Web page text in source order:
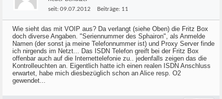
seit: 09.07.2012 Beiträge: 11
Wie sieht das mit VOIP aus? Da verlangt (siehe Oben) die Fritz Box
doch diverse Angaben. "Seriennummer des Sphairon", als Anmelde
Namen (der sonst ja meine Telefonnummer ist) und Proxy Server finde
ich nirgends im Netzt... Das ISDN Telefon greift bei der Fritz Box
offenbar auch auf die Internettelefonie zu.. jedenfalls zeigen das die
Kontrolleuchten an. Eigentlich hatte ich einen realen ISDN Anschluss
erwartet, habe mich diesbezüglich schon an Alice resp. O2
gewendet...